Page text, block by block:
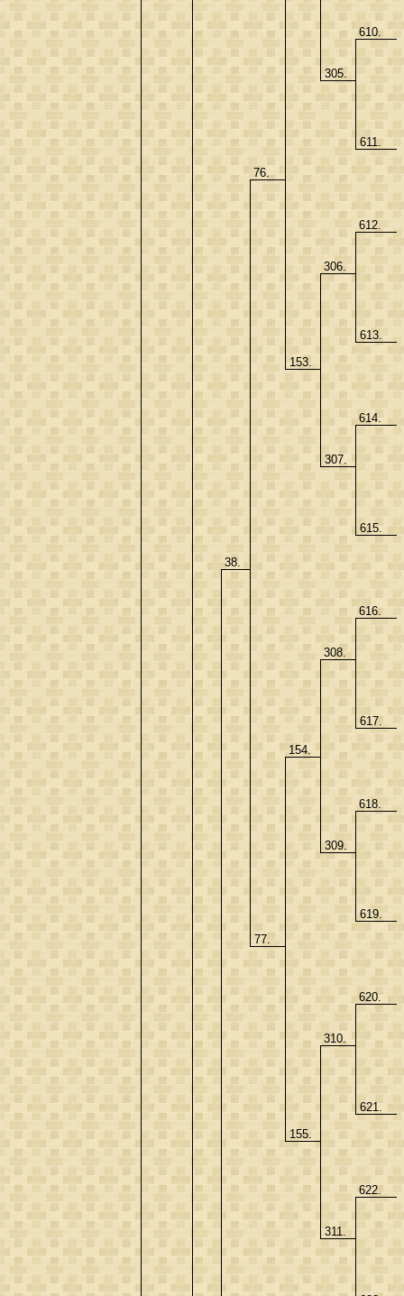
38.
76.
305.
610.
611.
153.
306.
612.
613.
307.
614.
615.
77.
154.
308.
616.
617.
309.
618.
619.
155.
310.
620.
621.
311.
622.